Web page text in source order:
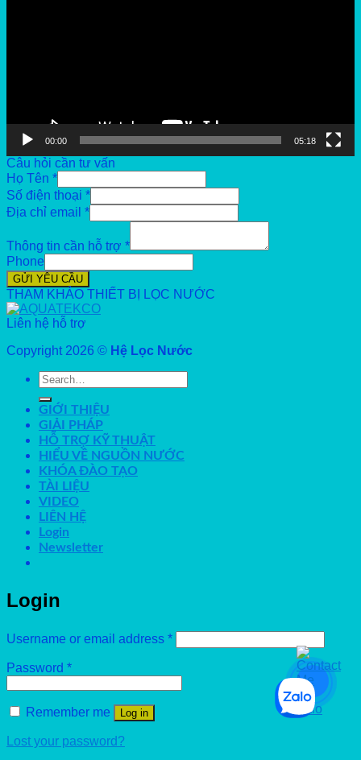
00:00 05:18
Câu hỏi cần tư vấn
Họ Tên *
Số điện thoại *
Địa chỉ email *
Thông tin cần hỗ trợ *
Phone
GỬI YÊU CẦU
THAM KHẢO THIẾT BỊ LỌC NƯỚC
Liên hệ hỗ trợ
Copyright 2026 © Hệ Lọc Nước
Search
for:
GIỚI THIỆU
GIẢI PHÁP
HỖ TRỢ KỸ THUẬT
HIỂU VỀ NGUỒN NƯỚC
KHÓA ĐÀO TẠO
TÀI LIỆU
VIDEO
LIÊN HỆ
Login
Newsletter
Login
Username or email address *
Password *
Remember me Log in
Lost your password?